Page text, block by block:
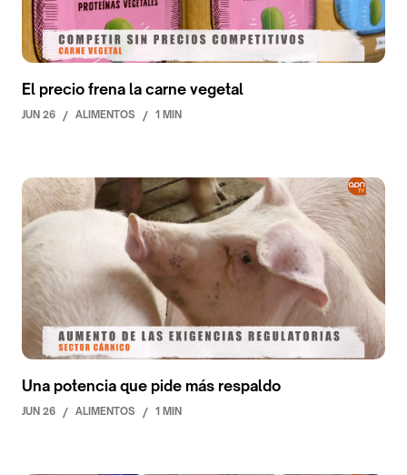
El precio frena la carne vegetal
JUN 26 / ALIMENTOS / 1 MIN
Una potencia que pide más respaldo
JUN 26 / ALIMENTOS / 1 MIN